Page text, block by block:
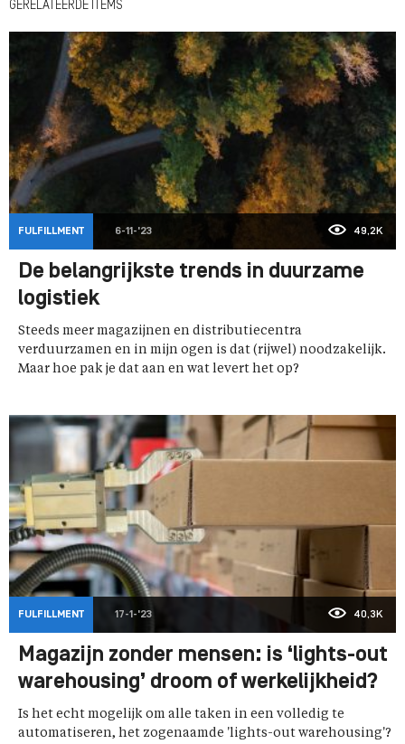
GERELATEERDE ITEMS
FULFILLMENT 6-11-'23 49,2K
De belangrijkste trends in duurzame
logistiek
Steeds meer magazijnen en distributiecentra
verduurzamen en in mijn ogen is dat (rijwel) noodzakelijk.
Maar hoe pak je dat aan en wat levert het op?
FULFILLMENT 17-1-'23 40,3K
Magazijn zonder mensen: is ‘lights-out
warehousing’ droom of werkelijkheid?
Is het echt mogelijk om alle taken in een volledig te
automatiseren, het zogenaamde 'lights-out warehousing'?